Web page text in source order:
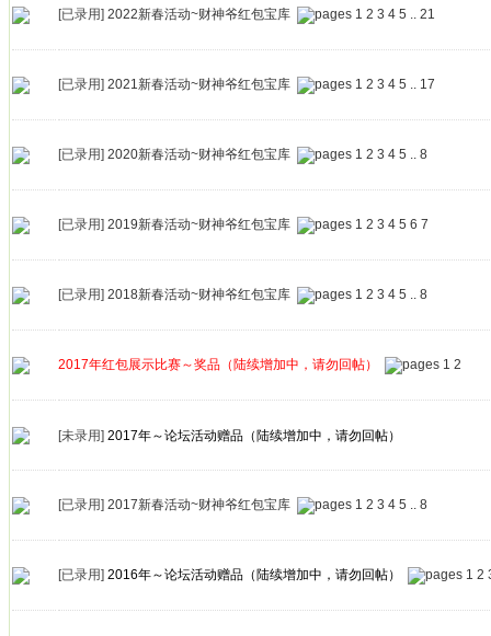
[已录用] 2022新春活动~财神爷红包宝库 1 2 3 4 5 .. 21
[已录用] 2021新春活动~财神爷红包宝库 1 2 3 4 5 .. 17
[已录用] 2020新春活动~财神爷红包宝库 1 2 3 4 5 .. 8
[已录用] 2019新春活动~财神爷红包宝库 1 2 3 4 5 6 7
[已录用] 2018新春活动~财神爷红包宝库 1 2 3 4 5 .. 8
2017年红包展示比赛～奖品（陆续增加中，请勿回帖） 1 2
[未录用] 2017年～论坛活动赠品（陆续增加中，请勿回帖）
[已录用] 2017新春活动~财神爷红包宝库 1 2 3 4 5 .. 8
[已录用] 2016年～论坛活动赠品（陆续增加中，请勿回帖） 1 2